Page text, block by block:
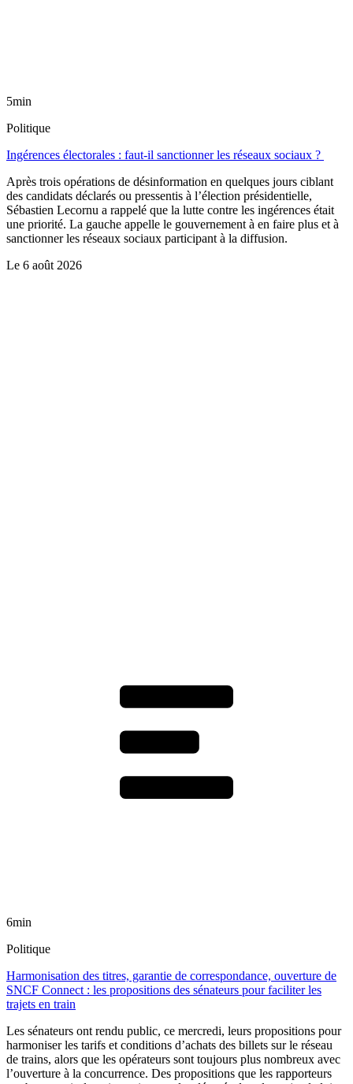
5min
Politique
Ingérences électorales : faut-il sanctionner les réseaux sociaux ?
Après trois opérations de désinformation en quelques jours ciblant
des candidats déclarés ou pressentis à l’élection présidentielle,
Sébastien Lecornu a rappelé que la lutte contre les ingérences était
une priorité. La gauche appelle le gouvernement à en faire plus et à
sanctionner les réseaux sociaux participant à la diffusion.
Le 6 août 2026
6min
Politique
Harmonisation des titres, garantie de correspondance, ouverture de
SNCF Connect : les propositions des sénateurs pour faciliter les
trajets en train
Les sénateurs ont rendu public, ce mercredi, leurs propositions pour
harmoniser les tarifs et conditions d’achats des billets sur le réseau
de trains, alors que les opérateurs sont toujours plus nombreux avec
l’ouverture à la concurrence. Des propositions que les rapporteurs